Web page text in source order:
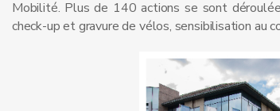
Mobilité. Plus de 140 actions se sont
check-up et gravure de vélos, sensibilisation au